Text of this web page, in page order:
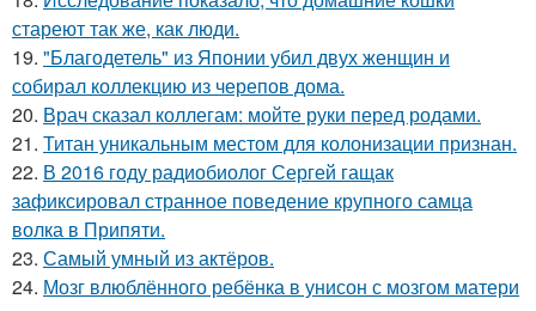
стареют так же, как люди.
19. "Благодетель" из Японии убил двух женщин и
собирал коллекцию из черепов дома.
20. Врач сказал коллегам: мойте руки перед родами.
21. Титан уникальным местом для колонизации признан.
22. В 2016 году радиобиолог Сергей гащак
зафиксировал странное поведение крупного самца
волка в Припяти.
23. Самый умный из актёров.
24. Мозг влюблённого ребёнка в унисон с мозгом матери